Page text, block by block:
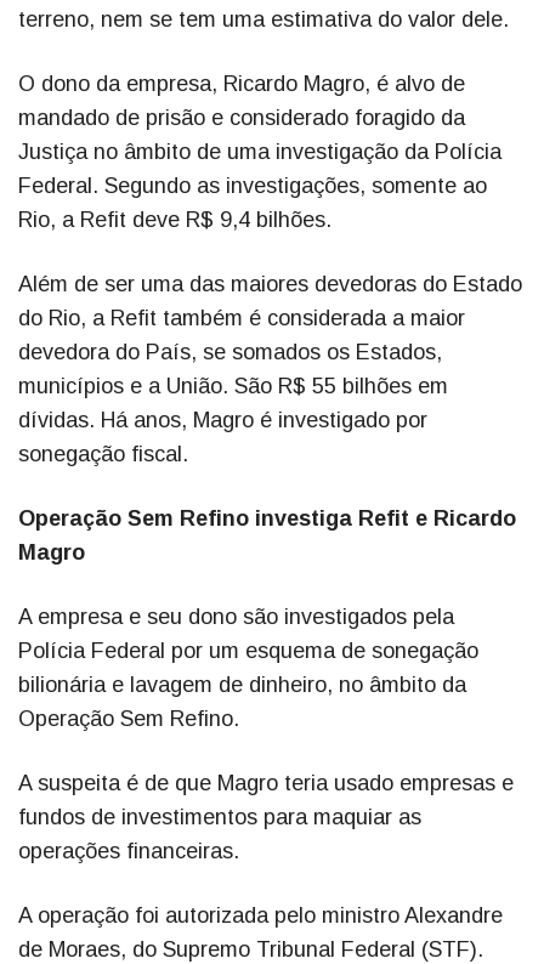
terreno, nem se tem uma estimativa do valor dele.
O dono da empresa, Ricardo Magro, é alvo de
mandado de prisão e considerado foragido da
Justiça no âmbito de uma investigação da Polícia
Federal. Segundo as investigações, somente ao
Rio, a Refit deve R$ 9,4 bilhões.
Além de ser uma das maiores devedoras do Estado
do Rio, a Refit também é considerada a maior
devedora do País, se somados os Estados,
municípios e a União. São R$ 55 bilhões em
dívidas. Há anos, Magro é investigado por
sonegação fiscal.
Operação Sem Refino investiga Refit e Ricardo
Magro
A empresa e seu dono são investigados pela
Polícia Federal por um esquema de sonegação
bilionária e lavagem de dinheiro, no âmbito da
Operação Sem Refino.
A suspeita é de que Magro teria usado empresas e
fundos de investimentos para maquiar as
operações financeiras.
A operação foi autorizada pelo ministro Alexandre
de Moraes, do Supremo Tribunal Federal (STF).